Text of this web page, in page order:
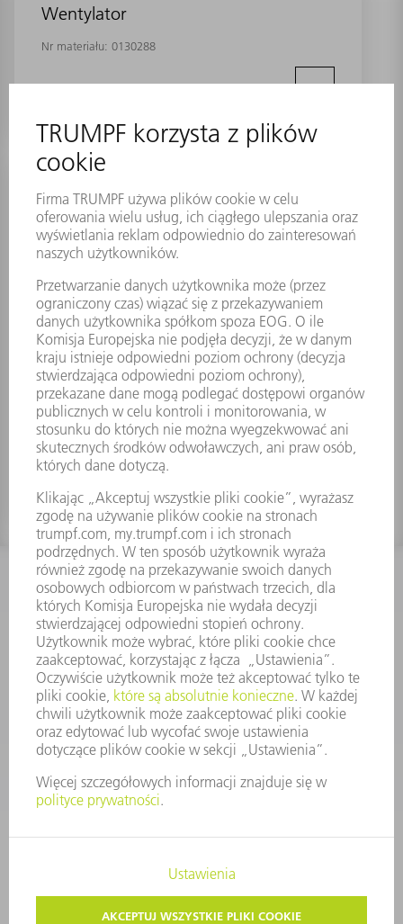
Wentylator
Nr materiału: 0130288
Wentylator
Nr materiału: 0148743
KONTAKT
Dział Części Zamiennych i Narzędzi
48225753936
8.00 - 17.00
czesci.zamienne@trumpf.com
PRAWA AUTORSKIE I PRAWA DOTYCZĄCE ZNAKÓW TOWAROWYCH